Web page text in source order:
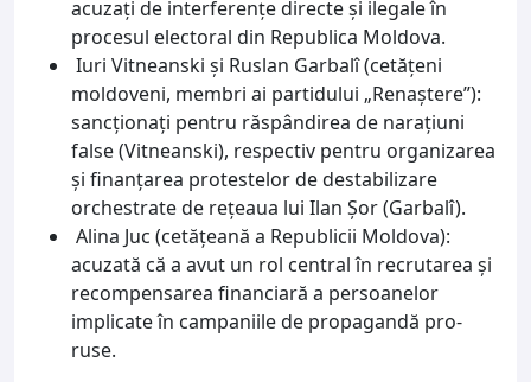
acuzați de interferențe directe și ilegale în
procesul electoral din Republica Moldova.
Iuri Vitneanski și Ruslan Garbalî (cetățeni
moldoveni, membri ai partidului „Renaștere”):
sancționați pentru răspândirea de narațiuni
false (Vitneanski), respectiv pentru organizarea
și finanțarea protestelor de destabilizare
orchestrate de rețeaua lui Ilan Șor (Garbalî).
Alina Juc (cetățeană a Republicii Moldova):
acuzată că a avut un rol central în recrutarea și
recompensarea financiară a persoanelor
implicate în campaniile de propagandă pro-
ruse.